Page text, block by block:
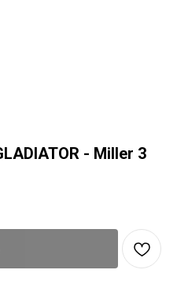
- Miller 3